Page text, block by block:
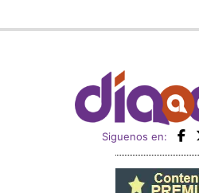
Siguenos en: